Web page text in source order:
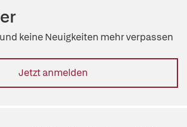
keine Neuigkeiten mehr verpassen
Jetzt anmelden